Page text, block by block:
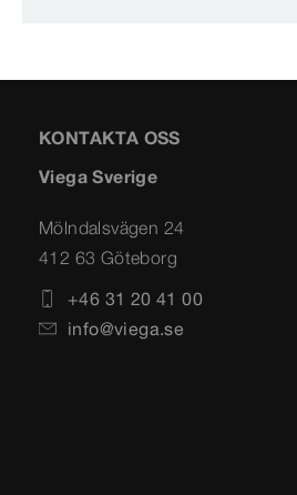
KONTAKTA OSS
Viega Sverige
Mölndalsvägen 24
412 63 Göteborg
+46 31 20 41 00
info@viega.se